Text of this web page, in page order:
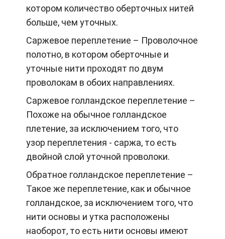
котором количество оберточных нитей
больше, чем уточных.
Саржевое переплетение – Проволочное
полотно, в котором оберточные и
уточные нити проходят по двум
проволокам в обоих направлениях.
Саржевое голландское переплетение –
Похоже на обычное голландское
плетение, за исключением того, что
узор переплетения - саржа, то есть
двойной слой уточной проволоки.
Обратное голландское переплетение –
Такое же переплетение, как и обычное
голландское, за исключением того, что
нити основы и утка расположены
наоборот, то есть нити основы имеют